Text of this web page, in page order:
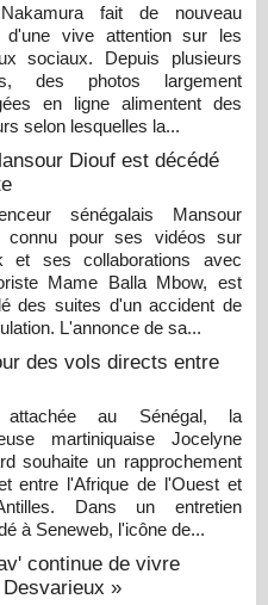
fait de nouveau
d'une vive attention sur les
sociaux. Depuis plusieurs
des photos largement
en ligne alimentent des
selon lesquelles la...
Diouf est décédé
sénégalais Mansour
connu pour ses vidéos sur
et ses collaborations avec
Mame Balla Mbow, est
des suites d'un accident de
L'annonce de sa...
des vols directs entre
attachée au Sénégal, la
martiniquaise Jocelyne
souhaite un rapprochement
entre l'Afrique de l'Ouest et
Dans un entretien
à Seneweb, l'icône de...
continue de vivre
»